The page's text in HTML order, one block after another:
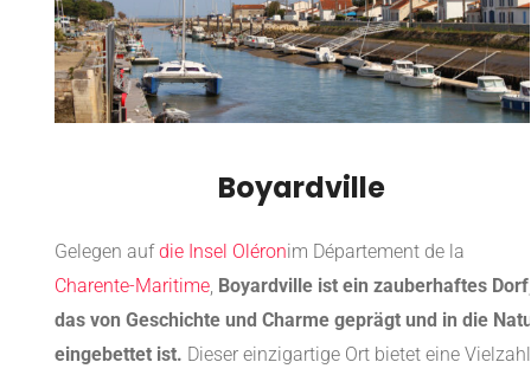
Boyardville
Gelegen aufdie Insel Oléronim Département de la
Charente-Maritime, Boyardville ist ein zauberhaftes
das von Geschichte und Charme geprägt und in die
eingebettet ist. Dieser einzigartige Ort bietet eine Vielzahl